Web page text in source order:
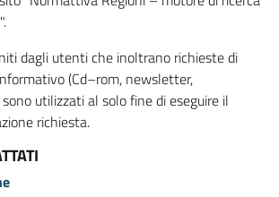
dagli utenti che inoltrano richieste di
(Cd–rom, newsletter,
sono utilizzati al solo fine di eseguire il
richiesta.